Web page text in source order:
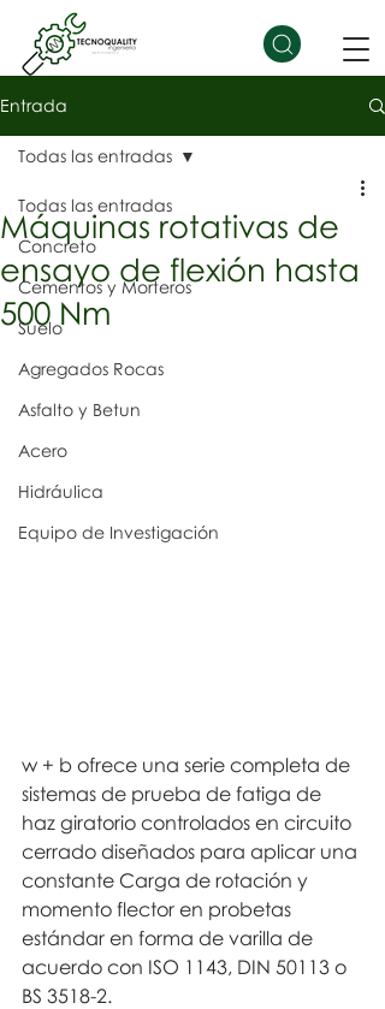
Entrada
Todas las entradas
Concreto
Cementos y Morteros
Suelo
Agregados Rocas
Asfalto y Betun
Acero
Hidráulica
Equipo de Investigación
Todas las entradas
Máquinas rotativas de
ensayo de flexión hasta
500 Nm
w + b ofrece una serie completa de
sistemas de prueba de fatiga de
haz giratorio controlados en circuito
cerrado diseñados para aplicar una
constante Carga de rotación y
momento flector en probetas
estándar en forma de varilla de
acuerdo con ISO 1143, DIN 50113 o
BS 3518-2.